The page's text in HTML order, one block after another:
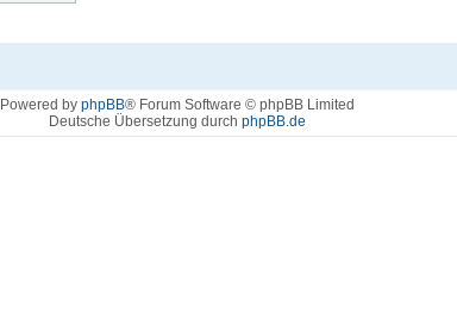
Powered by phpBB® Forum Software © phpBB Limited
Deutsche Übersetzung durch phpBB.de